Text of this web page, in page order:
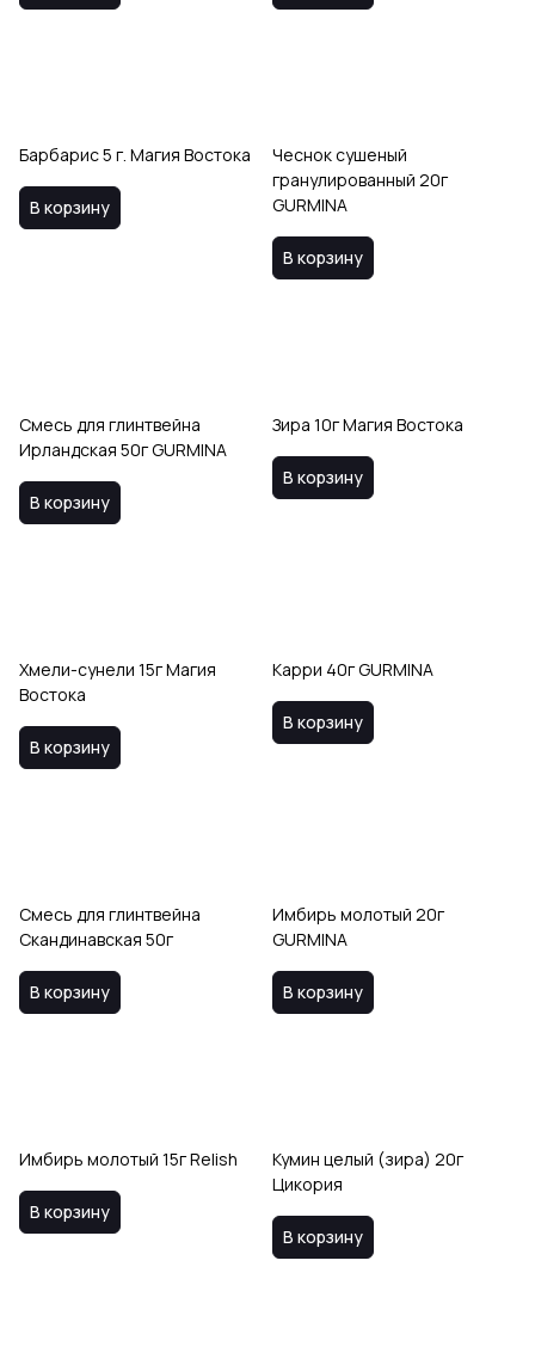
Барбарис 5 г. Магия Востока
В корзину
Чеснок сушеный
гранулированный 20г
GURMINA
В корзину
Смесь для глинтвейна
Ирландская 50г GURMINA
В корзину
Зира 10г Магия Востока
В корзину
Хмели-сунели 15г Магия
Востока
В корзину
Карри 40г GURMINA
В корзину
Смесь для глинтвейна
Скандинавская 50г
В корзину
Имбирь молотый 20г
GURMINA
В корзину
Имбирь молотый 15г Relish
В корзину
Кумин целый (зира) 20г
Цикория
В корзину